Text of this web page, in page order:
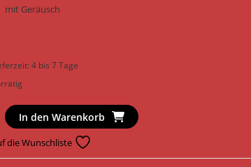
mit Geräusch
4 bis 7 Tage
In den Warenkorb
die Wunschliste